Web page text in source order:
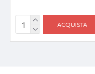
ACQUISTA